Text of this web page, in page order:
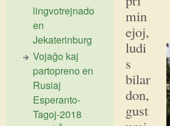
min
ejoj,
ludi
s
bilar
don,
gust
lingvotrejnado
en
Jekaterinburg
Vojaĝo kaj
partopreno en
Rusiaj
Esperanto-
Tagoj-2018